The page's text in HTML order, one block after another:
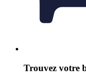
Trouvez votre